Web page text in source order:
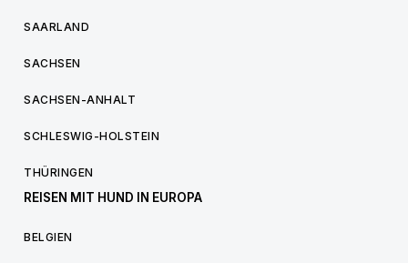
SAARLAND
SACHSEN
SACHSEN-ANHALT
SCHLESWIG-HOLSTEIN
THÜRINGEN
REISEN MIT HUND IN EUROPA
BELGIEN